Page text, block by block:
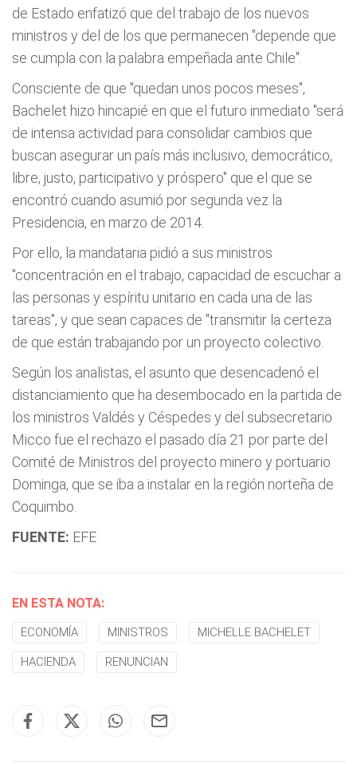
de Estado enfatizó que del trabajo de los nuevos
ministros y del de los que permanecen "depende que
se cumpla con la palabra empeñada ante Chile".
Consciente de que "quedan unos pocos meses",
Bachelet hizo hincapié en que el futuro inmediato "será
de intensa actividad para consolidar cambios que
buscan asegurar un país más inclusivo, democrático,
libre, justo, participativo y próspero" que el que se
encontró cuando asumió por segunda vez la
Presidencia, en marzo de 2014.
Por ello, la mandataria pidió a sus ministros
"concentración en el trabajo, capacidad de escuchar a
las personas y espíritu unitario en cada una de las
tareas", y que sean capaces de "transmitir la certeza
de que están trabajando por un proyecto colectivo.
Según los analistas, el asunto que desencadenó el
distanciamiento que ha desembocado en la partida de
los ministros Valdés y Céspedes y del subsecretario
Micco fue el rechazo el pasado día 21 por parte del
Comité de Ministros del proyecto minero y portuario
Dominga, que se iba a instalar en la región norteña de
Coquimbo.
FUENTE: EFE
EN ESTA NOTA:
ECONOMÍA MINISTROS MICHELLE BACHELET
HACIENDA RENUNCIAN